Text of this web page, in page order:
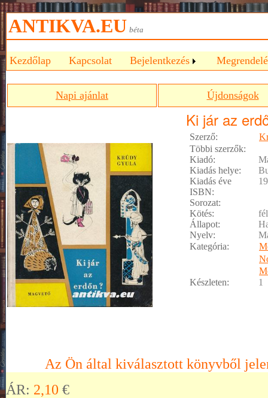
ANTIKVA.EU béta
Kezdőlap Kapcsolat Bejelentkezés
Napi ajánlat Újdonságok
Ki jár az
Szerző:
Többi szerzők:
Kiadó:
Kiadás helye:
Kiadás éve
ISBN:
Sorozat:
Kötés:
Állapot:
Nyelv:
Kategória:
Készleten:
1
Az Ön által kiválasztott könyvből
ÁR: 2,10 €